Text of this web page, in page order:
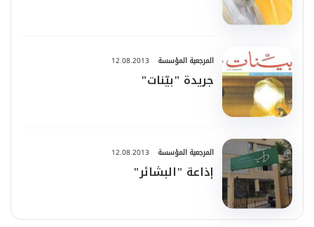
المرجعية المؤسسة 12.08.2013
جريدة "بيّنات"
المرجعية المؤسسة 12.08.2013
إذاعة "البشائر"